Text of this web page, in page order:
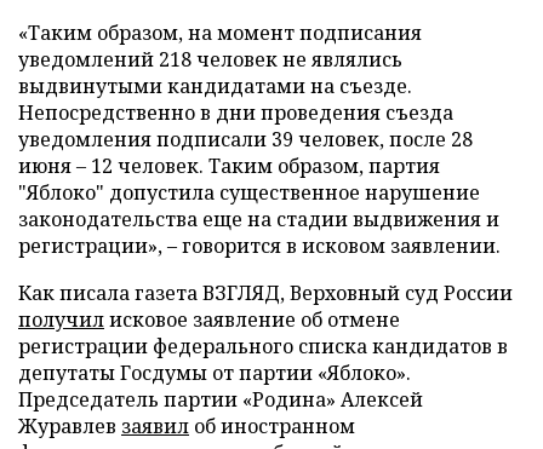
«Таким образом, на момент подписания
уведомлений 218 человек не являлись
выдвинутыми кандидатами на съезде.
Непосредственно в дни проведения съезда
уведомления подписали 39 человек, после 28
июня – 12 человек. Таким образом, партия
"Яблоко" допустила существенное нарушение
законодательства еще на стадии выдвижения и
регистрации», – говорится в исковом заявлении.
Как писала газета ВЗГЛЯД, Верховный суд России
получилисковое заявление об отмене
регистрации федерального списка кандидатов в
депутаты Госдумы от партии «Яблоко».
Председатель партии «Родина» Алексей
Журавлев заявил об иностранном